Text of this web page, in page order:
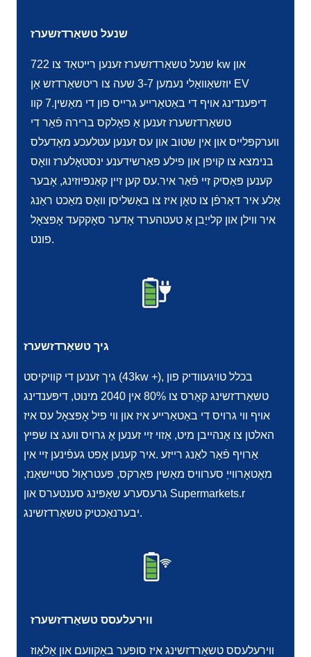
שנעל טשאַרדזשערז
שנעל טשאַרדזשערז זענען רייטאַד צו 722 kw און
יוזשאַוואַלי נעמען 3-7 שעה צו ריטשאַרדזש אַן EV
דיפּענדינג אויף די באַטאַרייע גרייס פון די מאַשין.7 קוו
טשאַרדזשערז זענען אַ פאָלקס ברירה פֿאַר די
ווערקפּלייס און אין שטוב און עס זענען עטלעכע מאָדעלס
בנימצא צו קויפן און פילע פאַרשידענע ינסטאָלערז וואָס
קענען פּאַסיק זיי פֿאַר איר.עס קען זיין קאַנפיוזינג, אָבער
אַלע איר דאַרפֿן צו טאָן איז צו באַשליסן וואָס מאַכט ראַנג
איר ווילן און קלייַבן אַ טעטהערד אָדער סאָקקעד אָפּצאָל
פונט.
גיך טשאַרדזשערז
גיך זענען די קוויקיסט (43kw +), בכלל טויגעוודיק פון
טשאַרדזשינג קאַרס צו 80% אין 2040 מינוט, דיפּענדינג
אויף ווי גרויס די באַטאַרייע איז און ווי פיל אָפּצאָל עס איז
האלטן צו אָנהייבן מיט, אַזוי זיי זענען אַ גרויס וועג צו שפּיץ
אַרויף פֿאַר לאַנג רייזע .איר קענען אָפט געפֿינען זיי אין
מאָטאָרווייַ סערוויס מאַשין פּאַרקס, פּעטראָול סטיישאַנז,
גרעסערע שאַפּינג סענטערס און Supermarkets.r
יבערנאַכטיק טשאַרדזשינג.
ווירעלעסס טשאַרדזשערז
ווירעלעסס טשאַרדזשינג איז סופּער באַקוועם און אַלאַוז